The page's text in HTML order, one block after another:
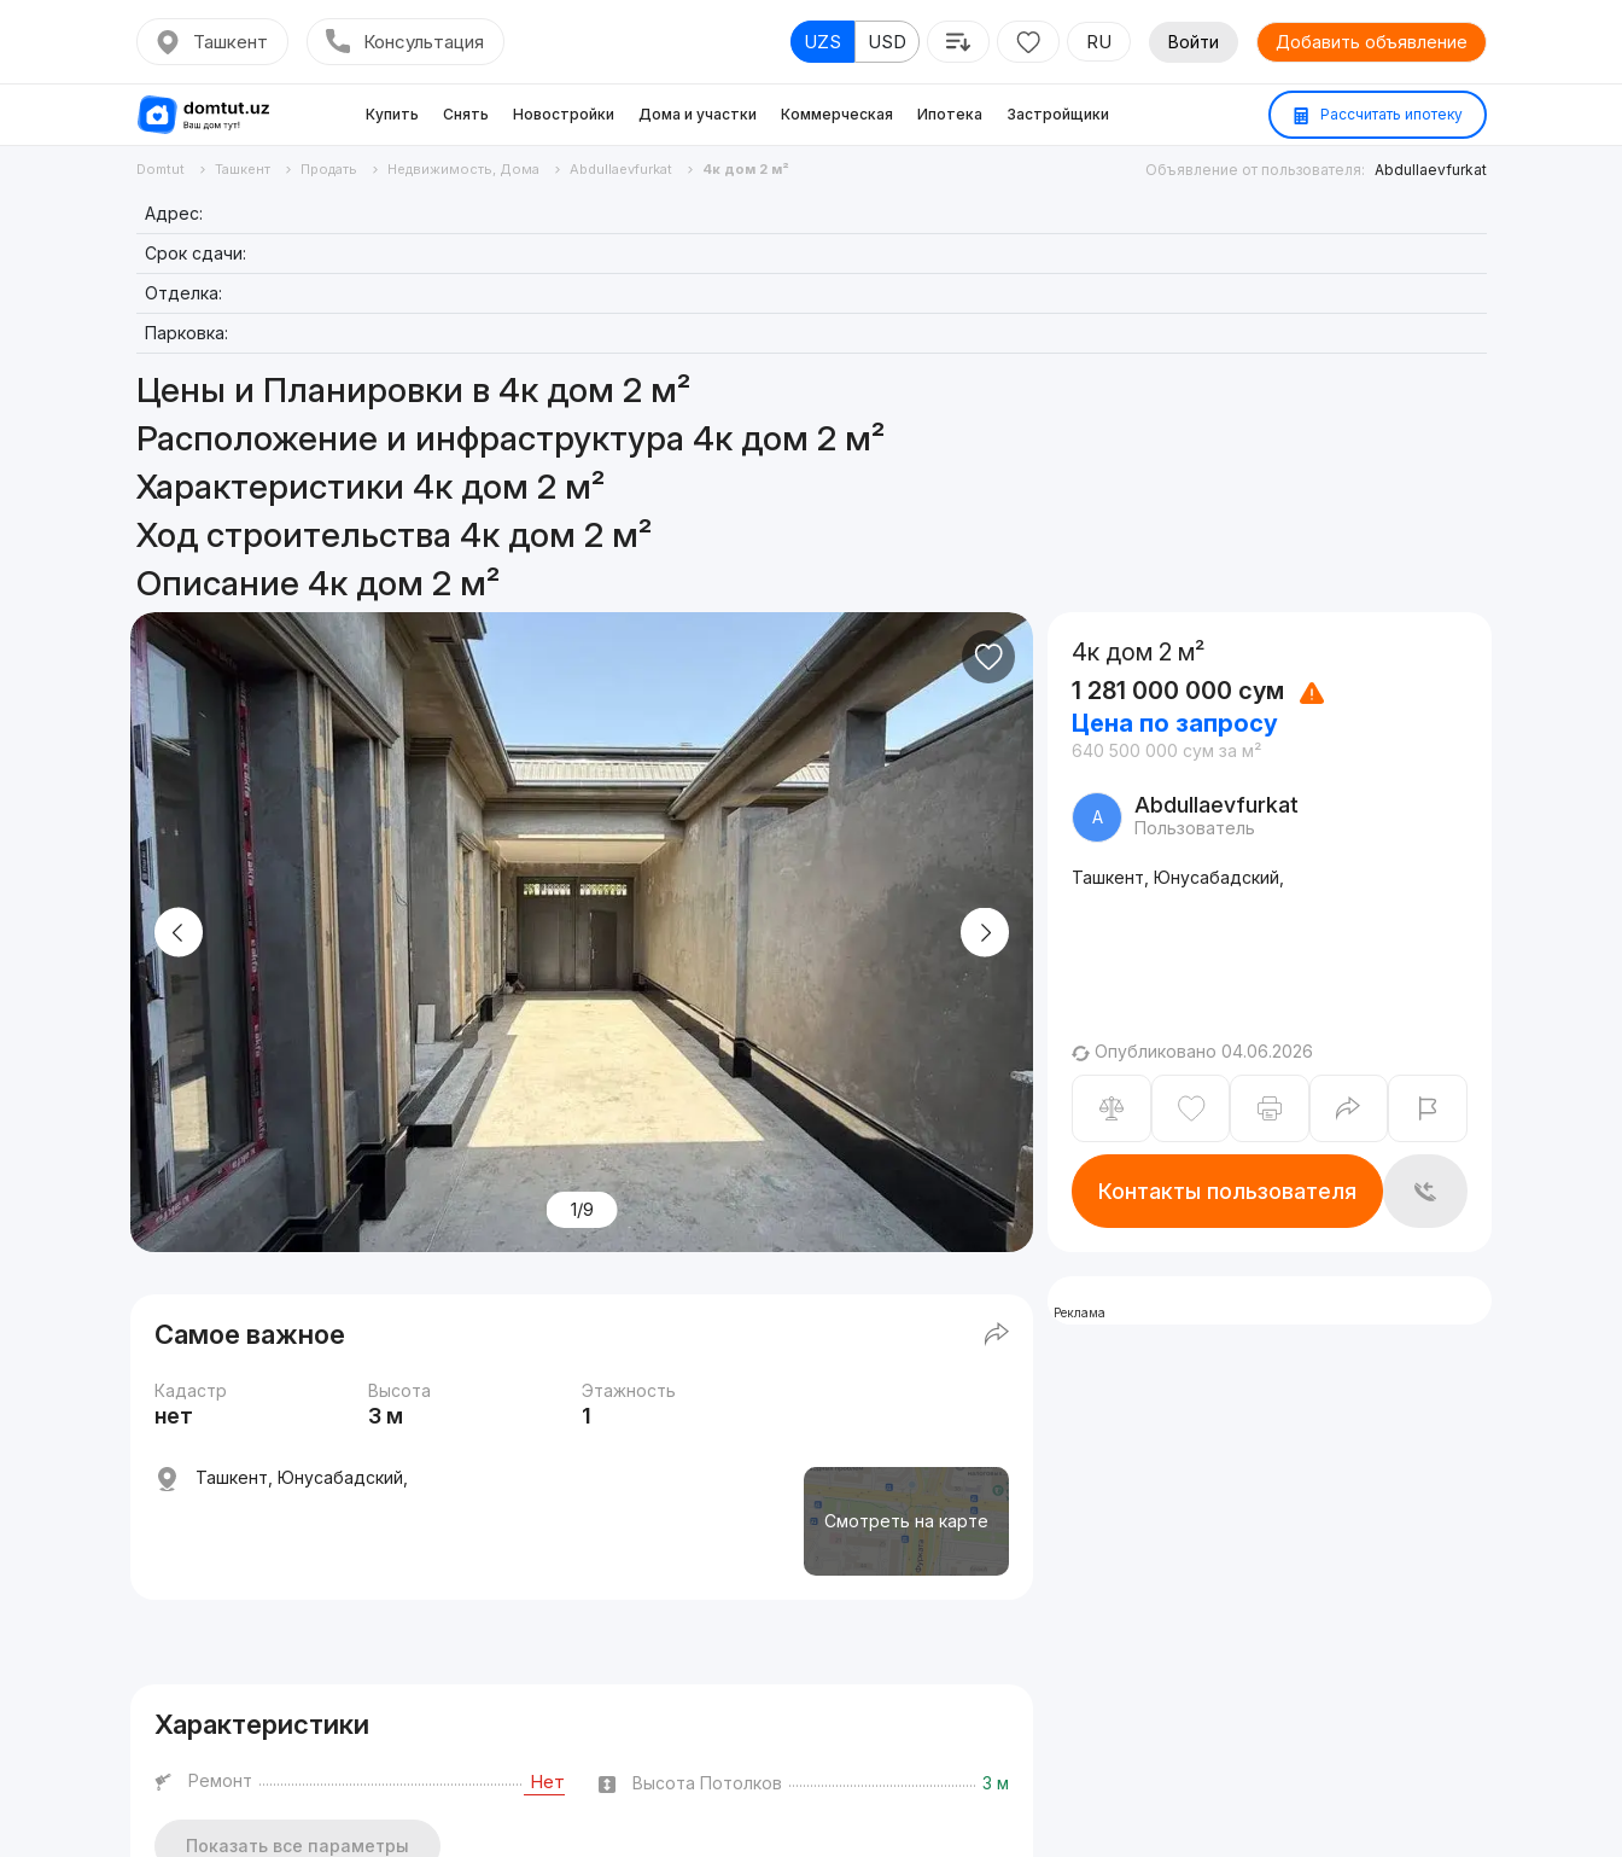
Ташкент Консультация UZS USD RU Войти Добавить объявление
Купить Снять Новостройки Дома и участки Коммерческая Ипотека Застройщики Рассчитать ипотеку
Domtut Ташкент Продать Недвижимость, Дома Abdullaevfurkat 4к дом 2 м² Объявление от пользователя: Abdullaevfurkat
Адрес:
Срок сдачи:
Отделка:
Парковка:
Цены и Планировки в 4к дом 2 м²
Расположение и инфраструктура 4к дом 2 м²
Характеристики 4к дом 2 м²
Ход строительства 4к дом 2 м²
Описание 4к дом 2 м²
1/9
Самое важное
Кадастр
нет
Высота
3 м
Этажность
1
Смотреть на карте
Ташкент, Юнусабадский,
Характеристики
Ремонт Нет Высота Потолков 3 м
Показать все параметры
4к дом 2 м²
1 281 000 000 сум
Цена по запросу
640 500 000 сум за м²
A Abdullaevfurkat
Пользователь
Ташкент, Юнусабадский,
Опубликовано 04.06.2026
Контакты пользователя
Реклама